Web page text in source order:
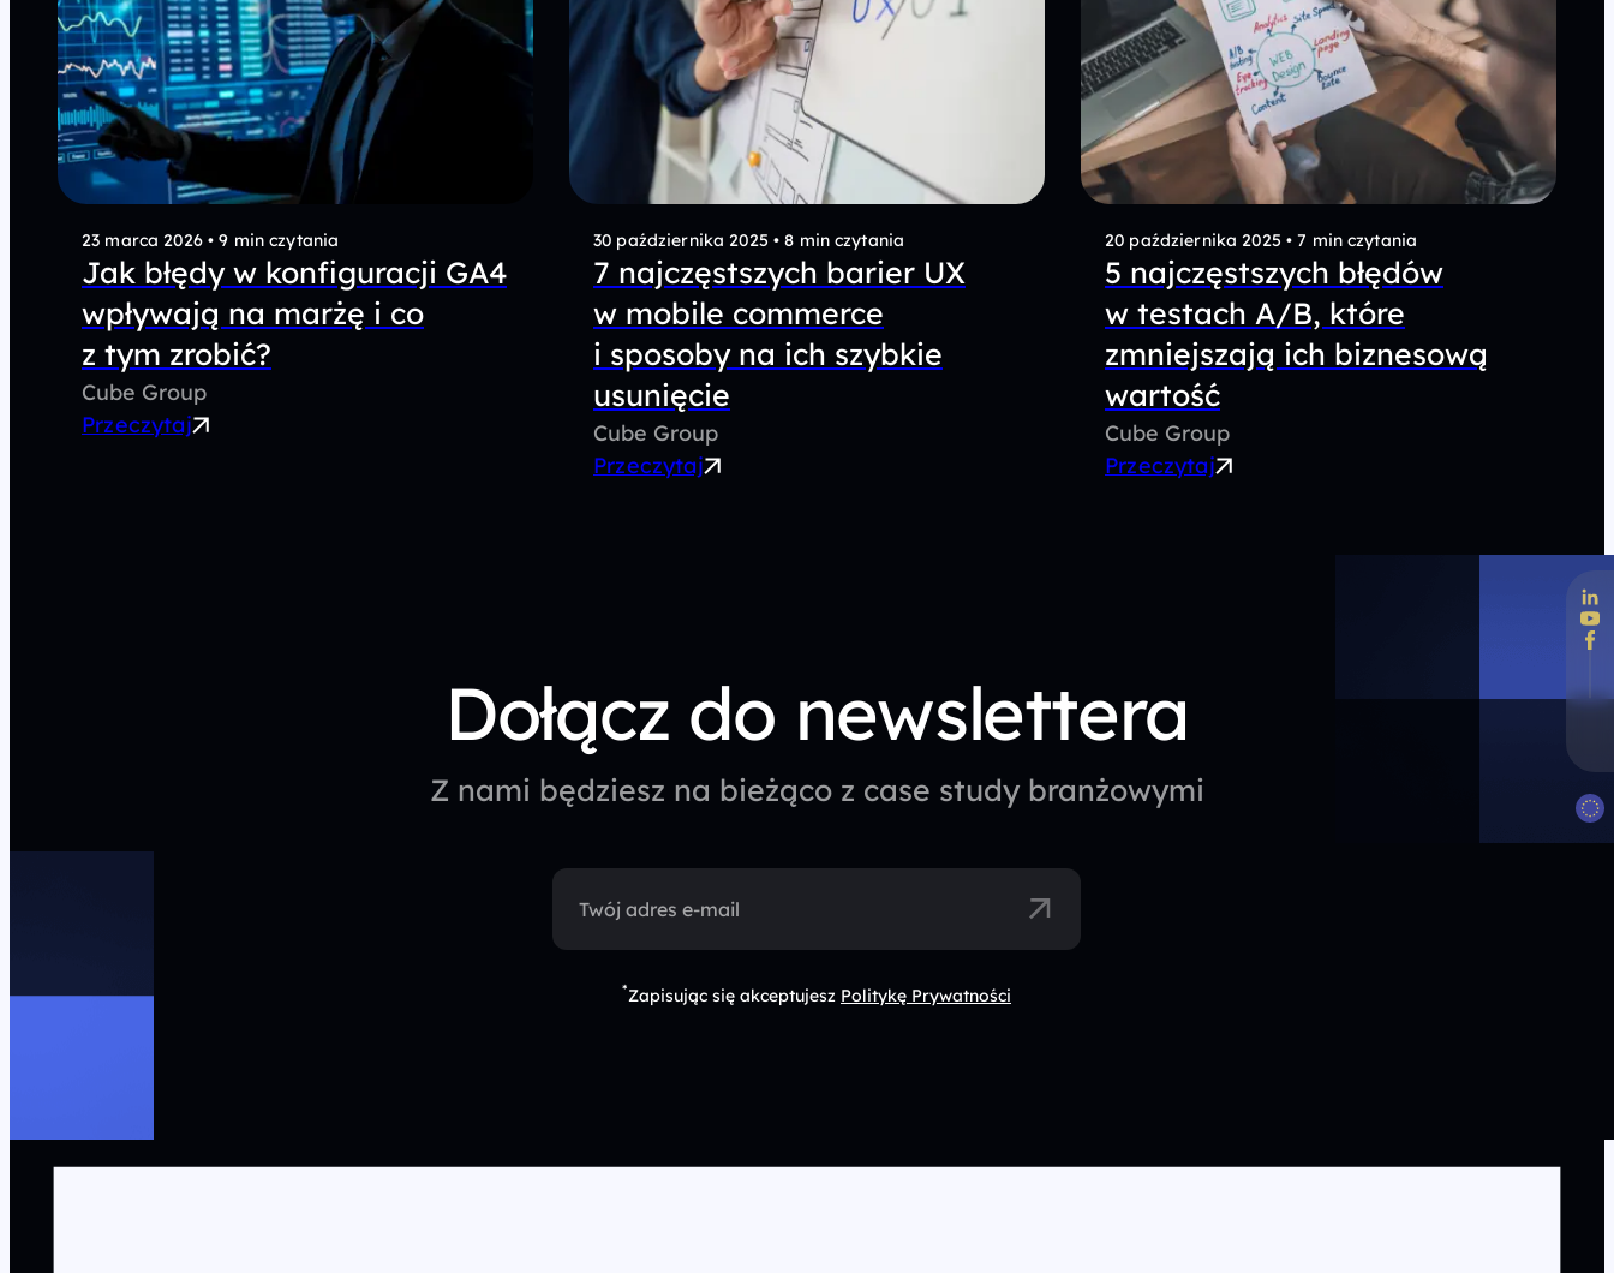
23 marca 2026 • 9 min czytania
Jak błędy w konfiguracji GA4
wpływają na marżę i co
z tym zrobić?
Cube Group
Przeczytaj
30 października 2025 • 8 min czytania
7 najczęstszych barier UX
w mobile commerce
i sposoby na ich szybkie
usunięcie
Cube Group
Przeczytaj
20 października 2025 • 7 min czytania
5 najczęstszych błędów
w testach A/B, które
zmniejszają ich biznesową
wartość
Cube Group
Przeczytaj
Dołącz do newslettera
Z nami będziesz na bieżąco z case study branżowymi
Twój adres e-mail
*Zapisując się akceptujesz Politykę Prywatności